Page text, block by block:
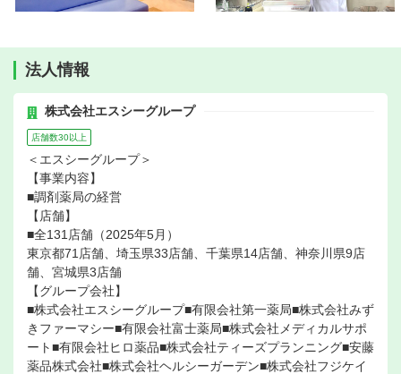
法人情報
株式会社エスシーグループ
店舗数30以上
＜エスシーグループ＞
【事業内容】
■調剤薬局の経営
【店舗】
■全131店舗（2025年5月）
東京都71店舗、埼玉県33店舗、千葉県14店舗、神奈川県9店
舗、宮城県3店舗
【グループ会社】
■株式会社エスシーグループ■有限会社第一薬局■株式会社みず
きファーマシー■有限会社富士薬局■株式会社メディカルサポ
ート■有限会社ヒロ薬品■株式会社ティーズプランニング■安藤
薬品株式会社■株式会社ヘルシーガーデン■株式会社フジケイ